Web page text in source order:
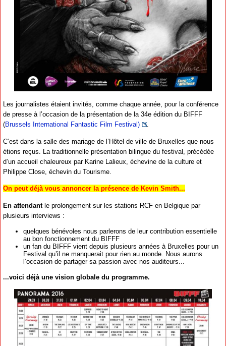
Les journalistes étaient invités, comme chaque année, pour la conférence
de presse à l’occasion de la présentation de la 34e édition du BIFFF
(Brussels International Fantastic Film Festival) .
C’est dans la salle des mariage de l’Hôtel de ville de Bruxelles que nous
étions reçus. La traditionnelle présentation bilingue du festival, précédée
d’un accueil chaleureux par Karine Lalieux, échevine de la culture et
Philippe Close, échevin du Tourisme.
On peut déjà vous annoncer la présence de Kevin Smith...
En attendant le prolongement sur les stations RCF en Belgique par
plusieurs interviews :
quelques bénévoles nous parlerons de leur contribution essentielle
au bon fonctionnement du BIFFF
un fan du BIFFF vient depuis plusieurs années à Bruxelles pour un
Festival qu’il ne manquerait pour rien au monde. Nous aurons
l’occasion de partager sa passion avec nos auditeurs...
...voici déjà une vision globale du programme.